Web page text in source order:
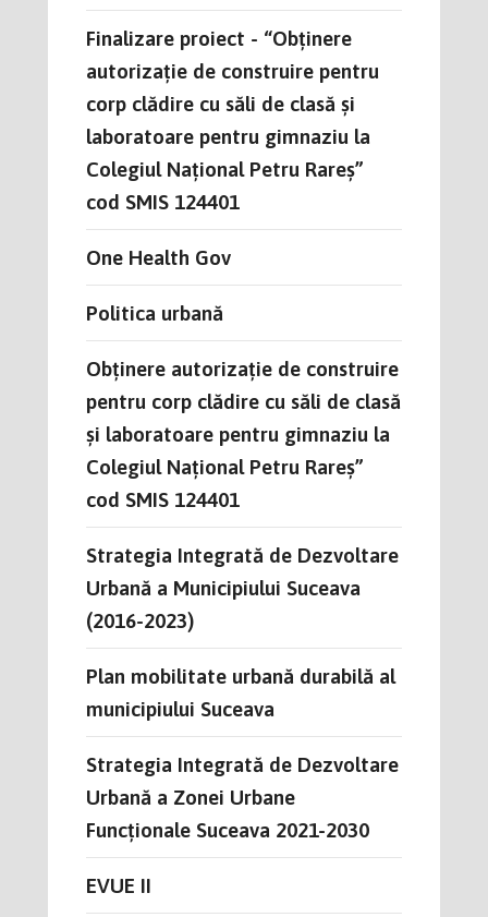
Finalizare proiect - “Obținere
autorizație de construire pentru
corp clădire cu săli de clasă și
laboratoare pentru gimnaziu la
Colegiul Național Petru Rareș”
cod SMIS 124401
One Health Gov
Politica urbană
Obținere autorizație de construire
pentru corp clădire cu săli de clasă
și laboratoare pentru gimnaziu la
Colegiul Național Petru Rareș”
cod SMIS 124401
Strategia Integrată de Dezvoltare
Urbană a Municipiului Suceava
(2016-2023)
Plan mobilitate urbană durabilă al
municipiului Suceava
Strategia Integrată de Dezvoltare
Urbană a Zonei Urbane
Funcționale Suceava 2021-2030
EVUE II